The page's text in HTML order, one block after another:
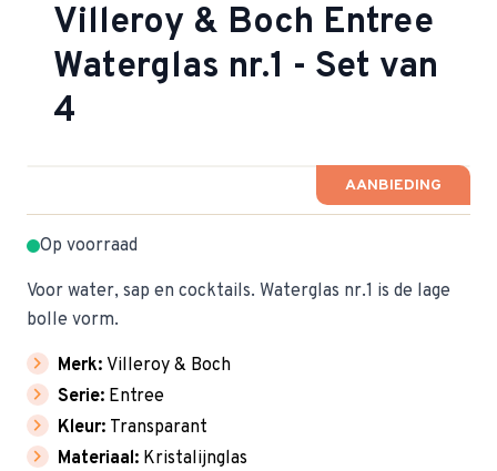
Villeroy & Boch Entree
Waterglas nr.1 - Set van
4
AANBIEDING
Op voorraad
Voor water, sap en cocktails. Waterglas nr.1 is de lage
bolle vorm.
chevron_right Merk: Villeroy & Boch
chevron_right Serie: Entree
chevron_right Kleur: Transparant
chevron_right Materiaal: Kristalijnglas